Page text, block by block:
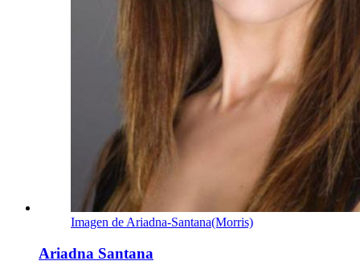
Imagen de Ariadna-Santana(Morris)
Ariadna Santana